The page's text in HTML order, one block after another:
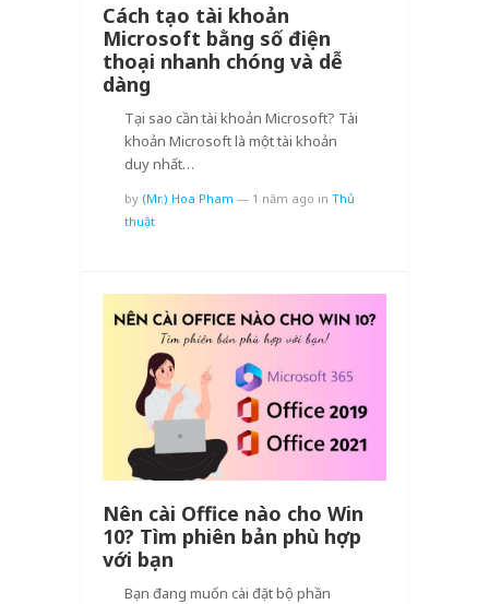
Cách tạo tài khoản
Microsoft bằng số điện
thoại nhanh chóng và dễ
dàng
Tại sao cần tài khoản Microsoft? Tài
khoản Microsoft là một tài khoản
duy nhất…
by (Mr.) Hoa Pham — 1 năm ago in Thủ
thuật
Nên cài Office nào cho Win
10? Tìm phiên bản phù hợp
với bạn
Bạn đang muốn cài đặt bộ phần